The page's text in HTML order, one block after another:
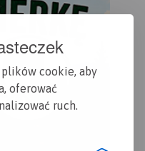
cookie, aby
oferować
ruch.